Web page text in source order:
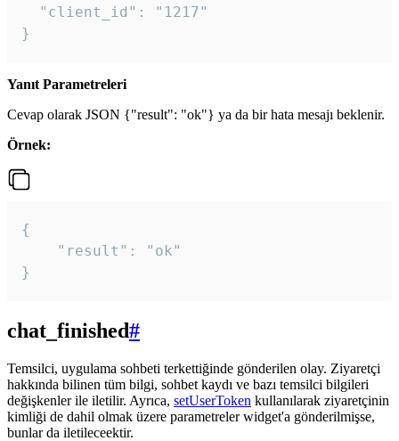
  "client_id": "1217"
}
Yanıt Parametreleri
Cevap olarak JSON {"result": "ok"} ya da bir hata mesajı beklenir.
Örnek:
{
    "result": "ok"
}
chat_finished#
Temsilci, uygulama sohbeti terkettiğinde gönderilen olay. Ziyaretçi
hakkında bilinen tüm bilgi, sohbet kaydı ve bazı temsilci bilgileri
değişkenler ile iletilir. Ayrıca, setUserToken kullanılarak ziyaretçinin
kimliği de dahil olmak üzere parametreler widget'a gönderilmişse,
bunlar da iletileceektir.